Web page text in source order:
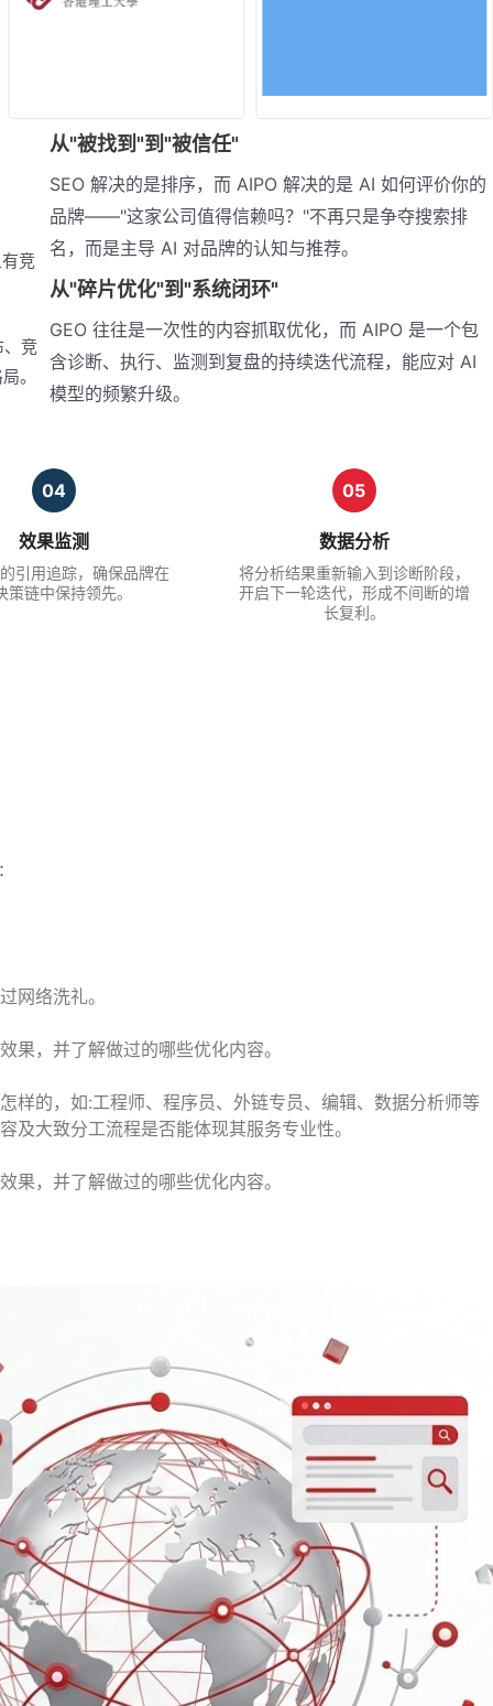
竞
、竞
。
从"被找到"到"被信任"
SEO 解决的是排序，而 AIPO 解决的是 AI 如何评价你的
品牌——"这家公司值得信赖吗？"不再只是争夺搜索排
名，而是主导 AI 对品牌的认知与推荐。
从"碎片优化"到"系统闭环"
GEO 往往是一次性的内容抓取优化，而 AIPO 是一个包
含诊断、执行、监测到复盘的持续迭代流程，能应对 AI
模型的频繁升级。
04
效果监测
引用追踪，确保品牌在
策链中保持领先。
05
数据分析
将分析结果重新输入到诊断阶段，
开启下一轮迭代，形成不间断的增
长复利。
网络洗礼。
果，并了解做过的哪些优化内容。
样的，如:工程师、程序员、外链专员、编辑、数据分析师等
及大致分工流程是否能体现其服务专业性。
果，并了解做过的哪些优化内容。